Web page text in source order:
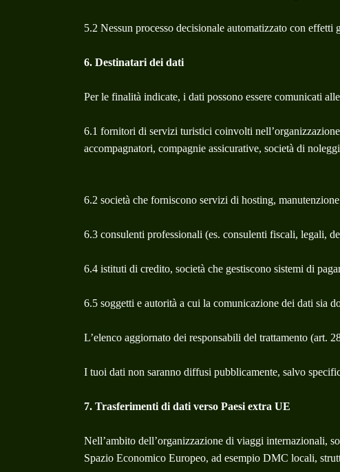
5.2 Nessun processo decisionale automatizzato con
6. Destinatari dei dati
Per le finalità indicate, i dati possono essere comunicati
6.1 fornitori di servizi turistici coinvolti
accompagnatori, compagnie assicurative, società di
6.2 società che forniscono servizi di hosting,
6.3 consulenti professionali (es. consulenti fiscali, legali,
6.4 istituti di credito, società che gestiscono sistemi di
6.5 soggetti e autorità a cui la comunicazione dei dati sia
L’elenco aggiornato dei responsabili del trattamento (art.
I tuoi dati non saranno diffusi pubblicamente, salvo
7. Trasferimenti di dati verso Paesi extra UE
Nell’ambito dell’organizzazione di viaggi internazionali,
Spazio Economico Europeo, ad esempio DMC locali,